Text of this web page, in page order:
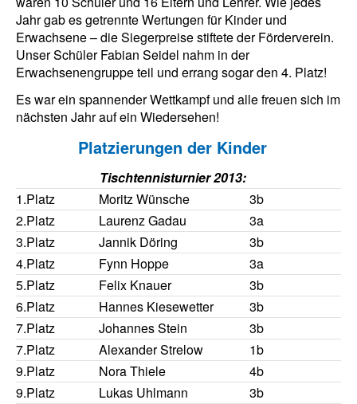
Jahr gab es getrennte Wertungen für Kinder und
Erwachsene – die Siegerpreise stiftete der Förderverein.
Unser Schüler Fabian Seidel nahm in der
Erwachsenengruppe teil und errang sogar den 4. Platz!
Es war ein spannender Wettkampf und alle freuen sich im
nächsten Jahr auf ein Wiedersehen!
Platzierungen der Kinder
Tischtennisturnier 2013:
1.Platz
Moritz Wünsche
3b
2.Platz
Laurenz Gadau
3a
3.Platz
Jannik Döring
3b
4.Platz
Fynn Hoppe
3a
5.Platz
Felix Knauer
3b
6.Platz
Hannes Kiesewetter
3b
7.Platz
Johannes Stein
3b
7.Platz
Alexander Strelow
1b
9.Platz
Nora Thiele
4b
9.Platz
Lukas Uhlmann
3b